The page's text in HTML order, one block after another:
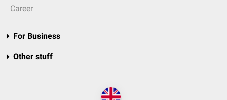
Career
For Business
Other stuff